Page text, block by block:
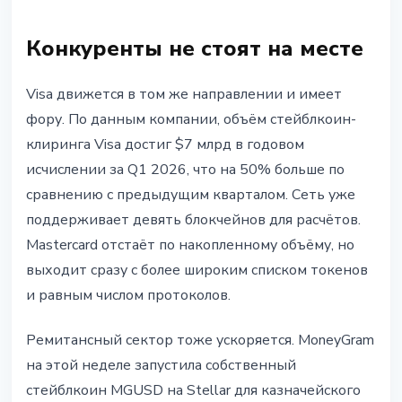
Конкуренты не стоят на месте
Visa движется в том же направлении и имеет
фору. По данным компании, объём стейблкоин-
клиринга Visa достиг $7 млрд в годовом
исчислении за Q1 2026, что на 50% больше по
сравнению с предыдущим кварталом. Сеть уже
поддерживает девять блокчейнов для расчётов.
Mastercard отстаёт по накопленному объёму, но
выходит сразу с более широким списком токенов
и равным числом протоколов.
Ремитансный сектор тоже ускоряется. MoneyGram
на этой неделе запустила собственный
стейблкоин MGUSD на Stellar для казначейского